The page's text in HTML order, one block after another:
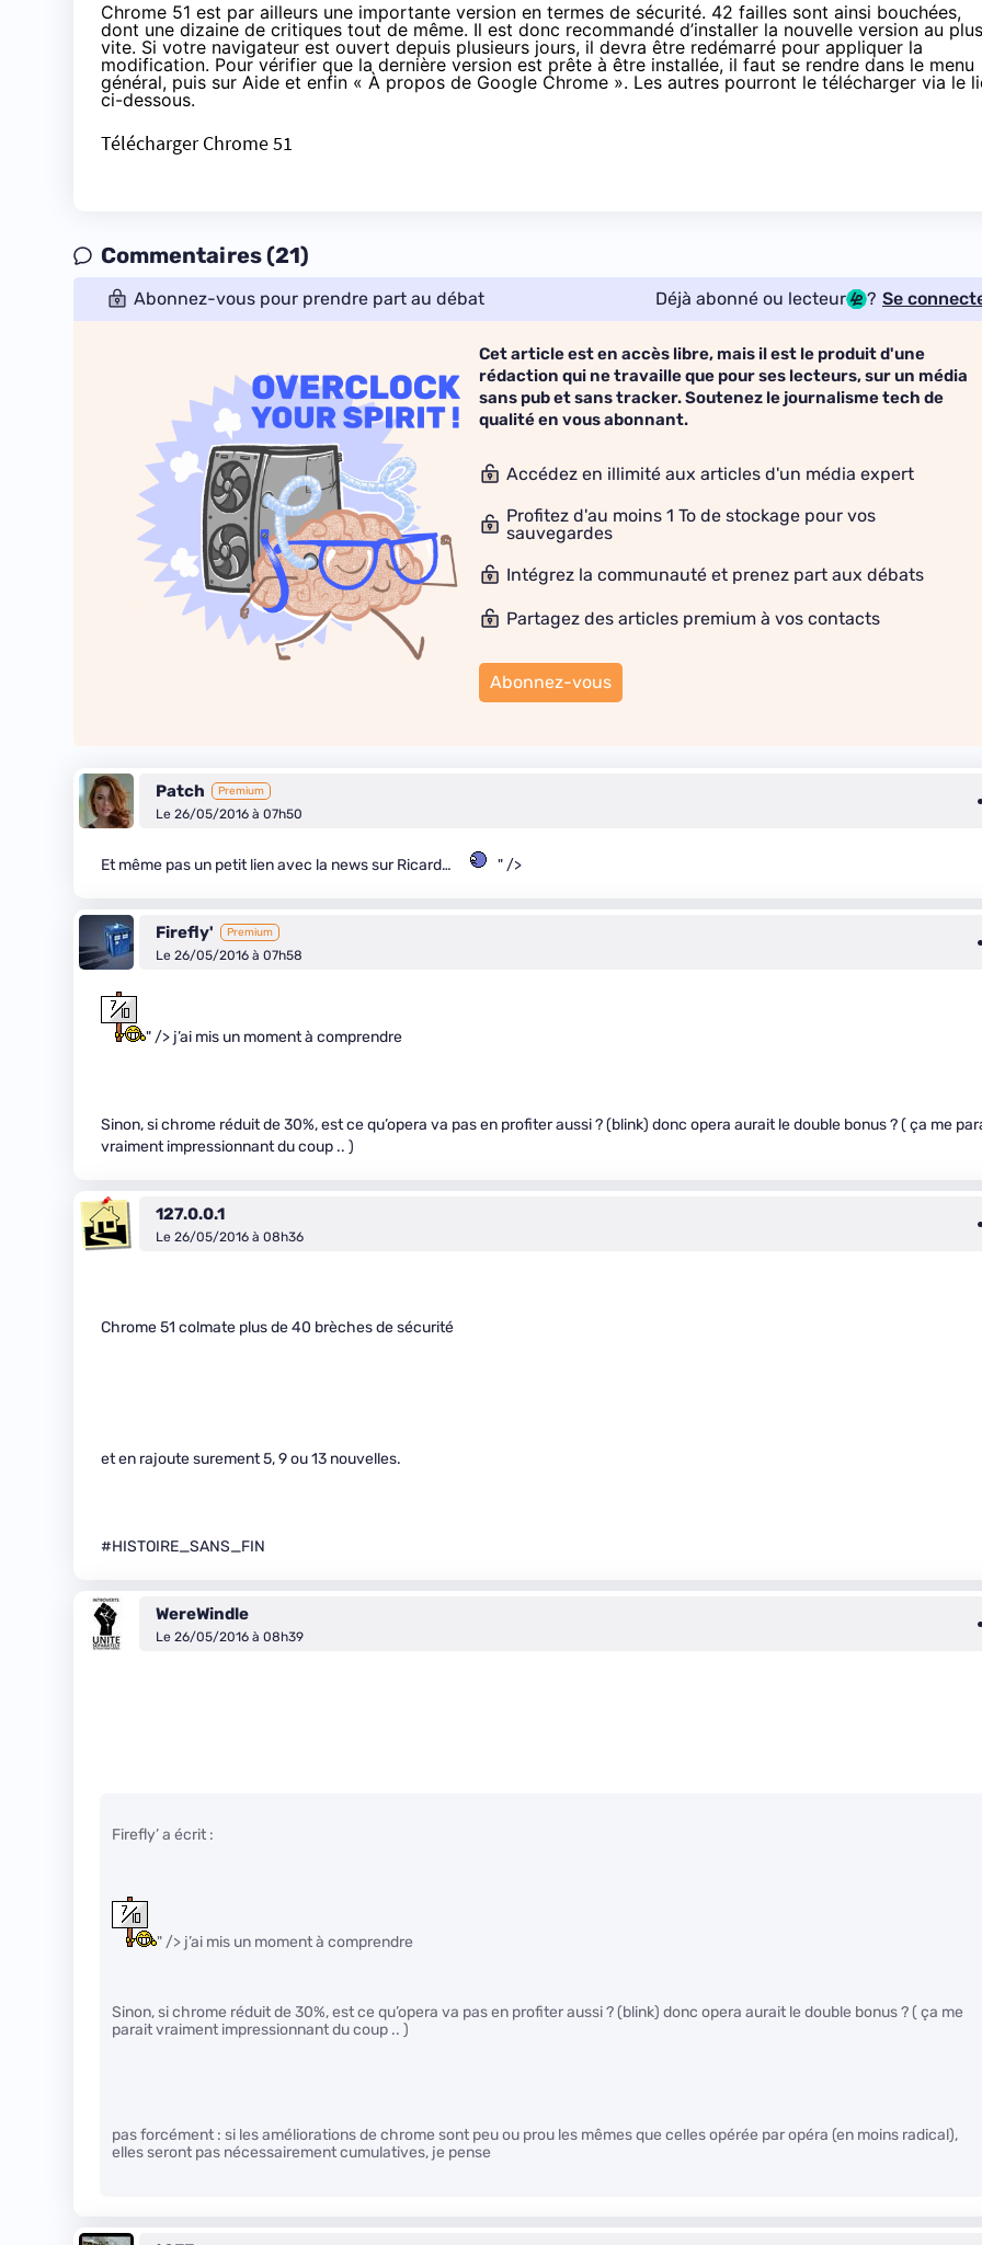
Chrome 51 est par ailleurs une importante version en termes de sécurité. 42 failles sont ainsi bouchées,
dont une dizaine de critiques tout de même. Il est donc recommandé d’installer la nouvelle version au plus
vite. Si votre navigateur est ouvert depuis plusieurs jours, il devra être redémarré pour appliquer la
modification. Pour vérifier que la dernière version est prête à être installée, il faut se rendre dans le menu
général, puis sur Aide et enfin « À propos de Google Chrome ». Les autres pourront le télécharger via le
ci-dessous.
Télécharger Chrome 51
Commentaires (21)
Abonnez-vous pour prendre part au débat Déjà abonné ou lecteur ? Se
Cet article est en accès libre, mais il est le produit d'une
rédaction qui ne travaille que pour ses lecteurs, sur un média
sans pub et sans tracker. Soutenez le journalisme tech de
qualité en vous abonnant.
Accédez en illimité aux articles d'un média expert
Profitez d'au moins 1 To de stockage pour vos
sauvegardes
Intégrez la communauté et prenez part aux débats
Partagez des articles premium à vos contacts
Abonnez-vous
Patch Premium
Le 26/05/2016 à 07h50
Et même pas un petit lien avec la news sur Ricard… " />
Firefly' Premium
Le 26/05/2016 à 07h58
" /> j’ai mis un moment à comprendre
Sinon, si chrome réduit de 30%, est ce qu’opera va pas en profiter aussi ? (blink) donc opera aurait le double bonus ? ( ça me
vraiment impressionnant du coup .. )
127.0.0.1
Le 26/05/2016 à 08h36
Chrome 51 colmate plus de 40 brèches de sécurité
et en rajoute surement 5, 9 ou 13 nouvelles.
#HISTOIRE_SANS_FIN
WereWindle
Le 26/05/2016 à 08h39
Firefly’ a écrit :
" /> j’ai mis un moment à comprendre
Sinon, si chrome réduit de 30%, est ce qu’opera va pas en profiter aussi ? (blink) donc opera aurait le double bonus ? ( ça me
parait vraiment impressionnant du coup .. )
pas forcément : si les améliorations de chrome sont peu ou prou les mêmes que celles opérée par opéra (en moins radical),
elles seront pas nécessairement cumulatives, je pense